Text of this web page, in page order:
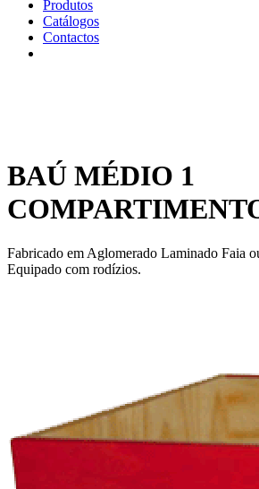
Produtos
Catálogos
Contactos
BAÚ MÉDIO 1
Fabricado em Aglomerado Laminado Faia
Equipado com rodízios.